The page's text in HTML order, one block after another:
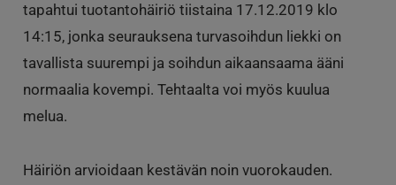
tapahtui tuotantohäiriö tiistaina 17.12.2019 klo
14:15, jonka seurauksena turvasoihdun liekki on
tavallista suurempi ja soihdun aikaansaama ääni
normaalia kovempi. Tehtaalta voi myös kuulua
melua.
Häiriön arvioidaan kestävän noin vuorokauden.